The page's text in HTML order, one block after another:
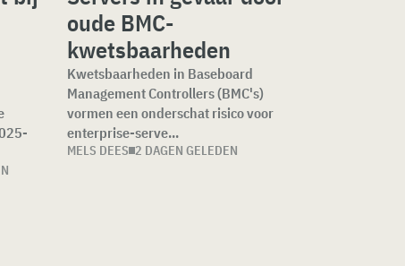
oude BMC-
kwetsbaarheden
Kwetsbaarheden in Baseboard
Management Controllers (BMC's)
vormen een onderschat risico voor
enterprise-serve...
MELS DEES 2 DAGEN GELEDEN